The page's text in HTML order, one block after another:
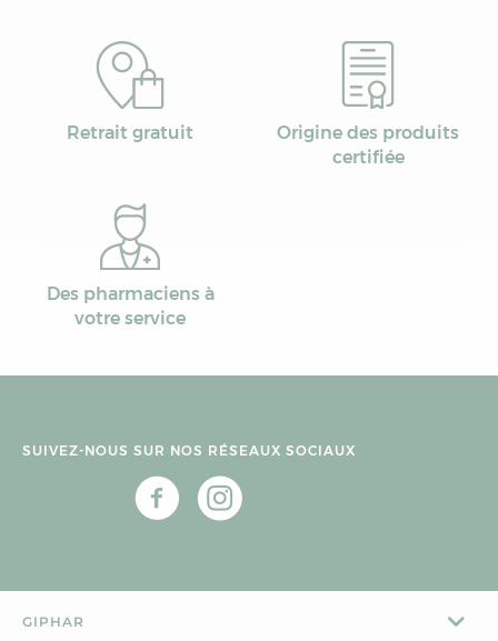
Retrait gratuit
Origine des produits
certifiée
Des pharmaciens à
votre service
SUIVEZ-NOUS SUR NOS RÉSEAUX SOCIAUX
GIPHAR